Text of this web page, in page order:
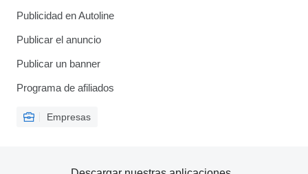
Publicidad en Autoline
Publicar el anuncio
Publicar un banner
Programa de afiliados
Empresas